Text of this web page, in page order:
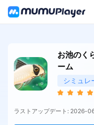
お池のく
ーム
シミュレ
ラストアップデート: 2026-